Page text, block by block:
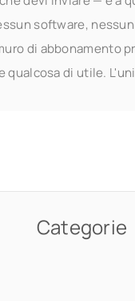
software,
di abbonamento
qualcosa di utile.
Categorie